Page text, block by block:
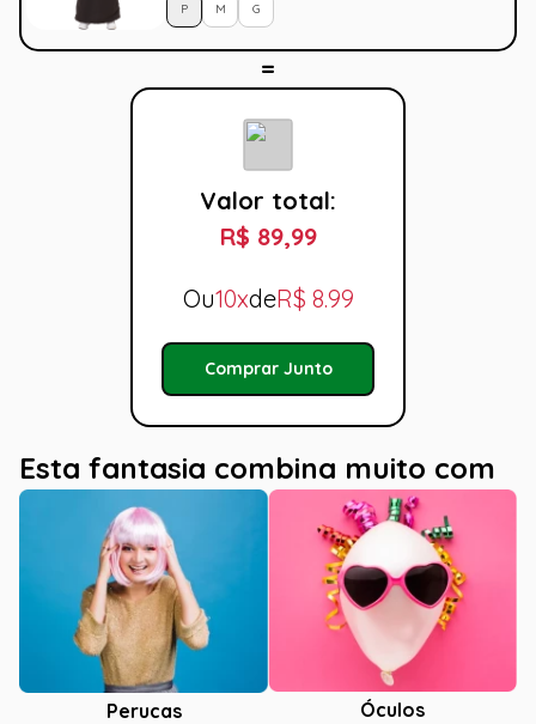
P M G
Valor total:
R$ 89,99
Ou10xdeR$ 8.99
Comprar Junto
Esta fantasia combina muito com
Perucas Óculos